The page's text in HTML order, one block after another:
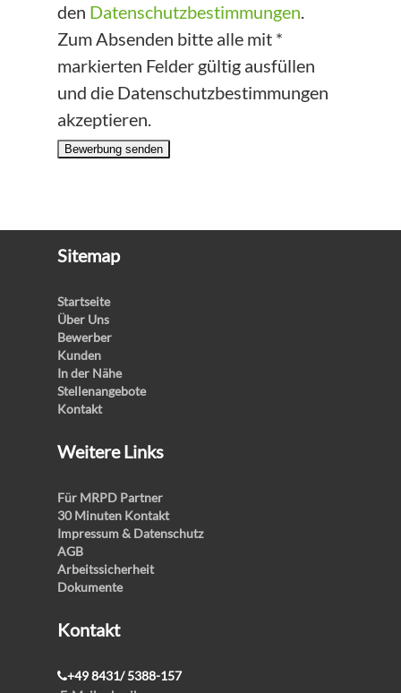
den Datenschutzbestimmungen.
Zum Absenden bitte alle mit *
markierten Felder gültig ausfüllen
und die Datenschutzbestimmungen
akzeptieren.
Bewerbung senden
Sitemap
Startseite
Über Uns
Bewerber
Kunden
In der Nähe
Stellenangebote
Kontakt
Weitere Links
Für MRPD Partner
30 Minuten Kontakt
Impressum & Datenschutz
AGB
Arbeitssicherheit
Dokumente
Kontakt
+49 8431/ 5388-157